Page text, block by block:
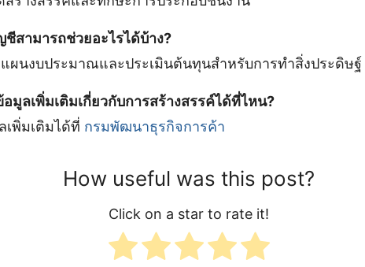
สามารถช่วยอะไรได้บ้าง?
แผนงบประมาณและประเมินต้นทุนสำหรับการทำสิ่งประดิษฐ์
มูลเพิ่มเติมเกี่ยวกับการสร้างสรรค์ได้ที่ไหน?
พิ่มเติมได้ที่ กรมพัฒนาธุรกิจการค้า
How useful was this post?
Click on a star to rate it!